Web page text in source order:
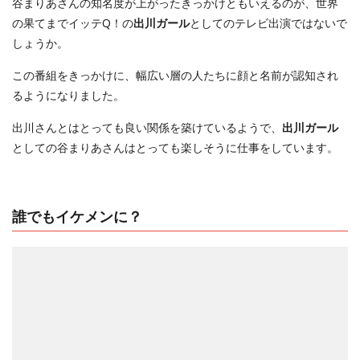
谷まりあさんの知名度が上がったきっかけともいえるのが、世界
の果てまでイッテQ！の出川ガールとしてのテレビ出演ではないで
しょうか。
この番組をきっかけに、幅広い層の人たちに顔と名前が認知され
るようになりました。
出川さんとはとっても良い関係を築けているようで、 出川ガール
としての谷まりあさんはとっても楽しそうに仕事をしています。
誰でもイケメンに？